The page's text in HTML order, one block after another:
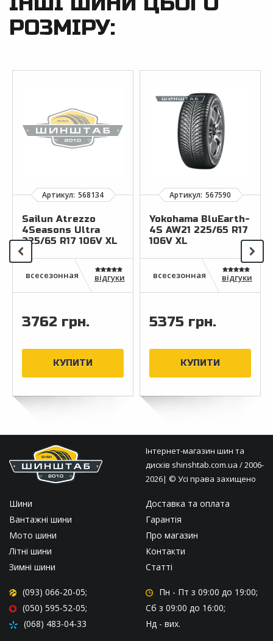
РОЗМІРУ:
Sailun Atrezzo
4Seasons Ultra
225/65 R17 106V XL
відгуки
3762 грн.
Yokohama BluEarth-
4S AW21 225/65 R17
106V XL
відгуки
5375 грн.
Шини
Вантажні шини
Мото шини
Літні шини
Зимні шини
Доставка та оплата
Гарантія
Про магазин
Контакти
Статті
(093) 066-20-05;
(050) 595-52-05;
(068) 483-04-33
Пн - Пт з 09:00 до 19:00;
Сб з 09:00 до 16:00;
Нд - вих.
Інтернет-магазин шин та
дисків shinshtab.com.ua / 2006-
2026| © Усі права захищено